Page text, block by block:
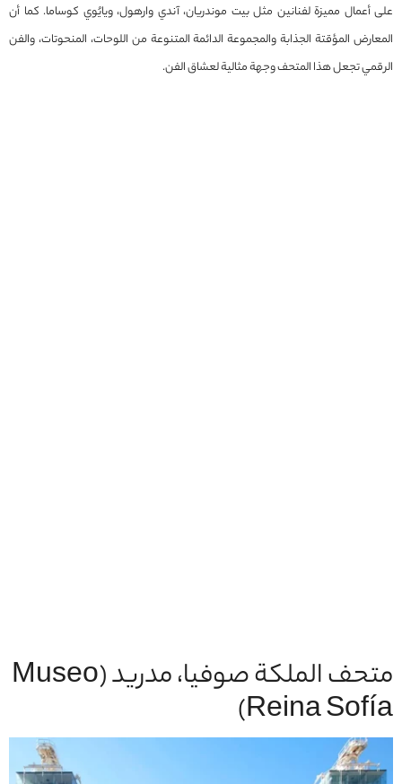
على أعمال مميزة لفنانين مثل بيت موندريان، آندي وارهول، ويايُوي كوساما. كما أن
المعارض المؤقتة الجذابة والمجموعة الدائمة المتنوعة من اللوحات، المنحوتات، والفن
الرقمي تجعل هذا المتحف وجهة مثالية لعشاق الفن.
متحف الملكة صوفيا، مدريد (Museo
Reina Sofía)